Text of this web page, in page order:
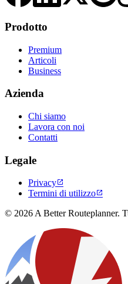
Prodotto
Premium
Articoli
Business
Azienda
Chi siamo
Lavora con noi
Contatti
Legale
Privacy
Termini di utilizzo
© 2026 A Better Routeplanner.